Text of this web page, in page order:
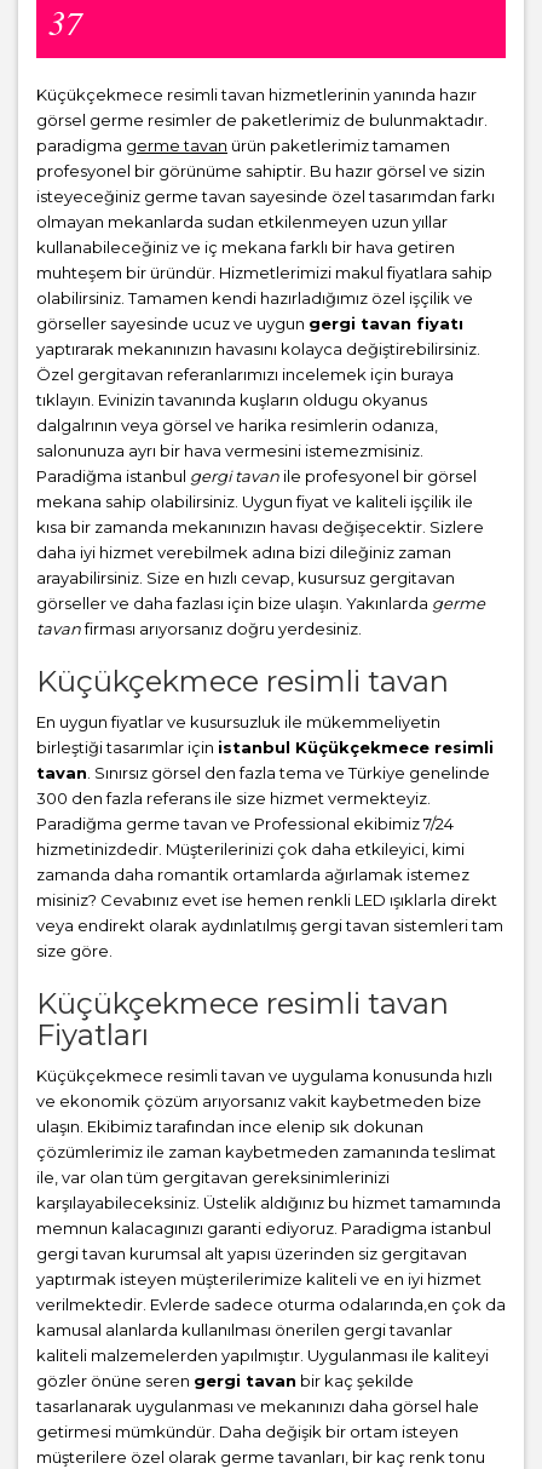
37
Küçükçekmece resimli tavan hizmetlerinin yanında hazır
görsel germe resimler de paketlerimiz de bulunmaktadır.
paradigma germe tavan ürün paketlerimiz tamamen
profesyonel bir görünüme sahiptir. Bu hazır görsel ve sizin
isteyeceğiniz germe tavan sayesinde özel tasarımdan farkı
olmayan mekanlarda sudan etkilenmeyen uzun yıllar
kullanabileceğiniz ve iç mekana farklı bir hava getiren
muhteşem bir üründür. Hizmetlerimizi makul fiyatlara sahip
olabilirsiniz. Tamamen kendi hazırladığımız özel işçilik ve
görseller sayesinde ucuz ve uygun gergi tavan fiyatı
yaptırarak mekanınızın havasını kolayca değiştirebilirsiniz.
Özel gergitavan referanlarımızı incelemek için buraya
tıklayın. Evinizin tavanında kuşların oldugu okyanus
dalgalrının veya görsel ve harika resimlerin odanıza,
salonunuza ayrı bir hava vermesini istemezmisiniz.
Paradiğma istanbul gergi tavan ile profesyonel bir görsel
mekana sahip olabilirsiniz. Uygun fiyat ve kaliteli işçilik ile
kısa bir zamanda mekanınızın havası değişecektir. Sizlere
daha iyi hizmet verebilmek adına bizi dileğiniz zaman
arayabilirsiniz. Size en hızlı cevap, kusursuz gergitavan
görseller ve daha fazlası için bize ulaşın. Yakınlarda germe
tavanfirması arıyorsanız doğru yerdesiniz.
Küçükçekmece resimli tavan
En uygun fiyatlar ve kusursuzluk ile mükemmeliyetin
birleştiği tasarımlar için istanbul Küçükçekmece resimli
tavan . Sınırsız görsel den fazla tema ve Türkiye genelinde
300 den fazla referans ile size hizmet vermekteyiz.
Paradiğma germe tavan ve Professional ekibimiz 7/24
hizmetinizdedir. Müşterilerinizi çok daha etkileyici, kimi
zamanda daha romantik ortamlarda ağırlamak istemez
misiniz? Cevabınız evet ise hemen renkli LED ışıklarla direkt
veya endirekt olarak aydınlatılmış gergi tavan sistemleri tam
size göre.
Küçükçekmece resimli tavan
Fiyatları
Küçükçekmece resimli tavan ve uygulama konusunda hızlı
ve ekonomik çözüm arıyorsanız vakit kaybetmeden bize
ulaşın. Ekibimiz tarafından ince elenip sık dokunan
çözümlerimiz ile zaman kaybetmeden zamanında teslimat
ile, var olan tüm gergitavan gereksinimlerinizi
karşılayabileceksiniz. Üstelik aldığınız bu hizmet tamamında
memnun kalacagınızı garanti ediyoruz. Paradigma istanbul
gergi tavan kurumsal alt yapısı üzerinden siz gergitavan
yaptırmak isteyen müşterilerimize kaliteli ve en iyi hizmet
verilmektedir. Evlerde sadece oturma odalarında,en çok da
kamusal alanlarda kullanılması önerilen gergi tavanlar
kaliteli malzemelerden yapılmıştır. Uygulanması ile kaliteyi
gözler önüne seren gergi tavan bir kaç şekilde
tasarlanarak uygulanması ve mekanınızı daha görsel hale
getirmesi mümkündür. Daha değişik bir ortam isteyen
müşterilere özel olarak germe tavanları, bir kaç renk tonu